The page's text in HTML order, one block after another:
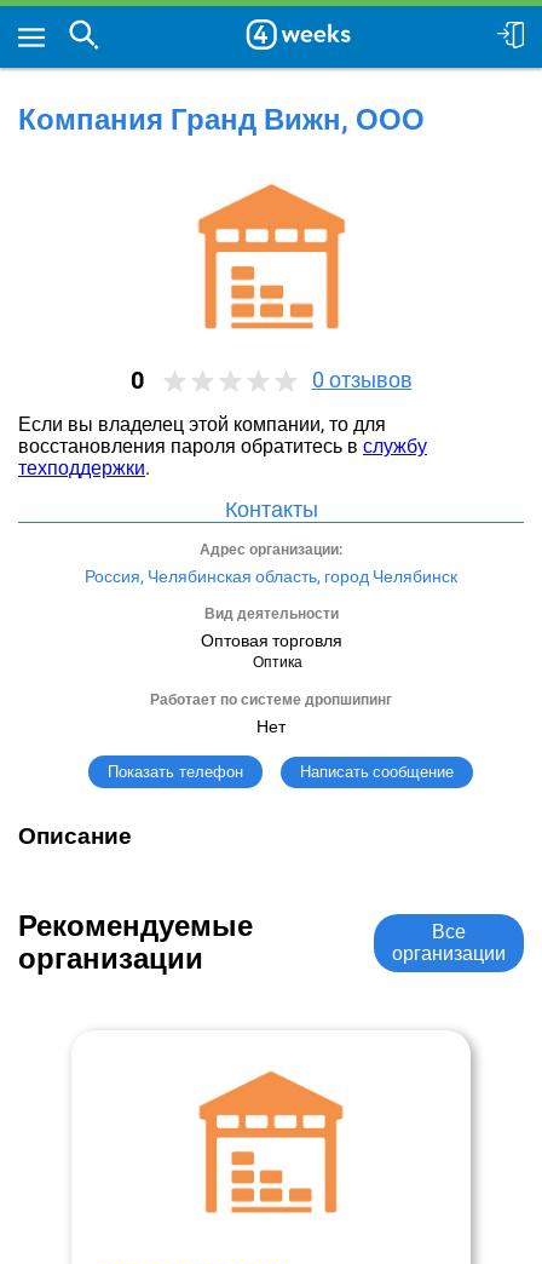
Компания Гранд Вижн, ООО
0 0 отзывов
Если вы владелец этой компании, то для
восстановления пароля обратитесь в службу
техподдержки.
Контакты
Адрес организации:
Россия, Челябинская область, город Челябинск
Вид деятельности
Оптовая торговля
Оптика
Работает по системе дропшипинг
Нет
Показать телефон Написать сообщение
Описание
Рекомендуемые
организации
Все
организации